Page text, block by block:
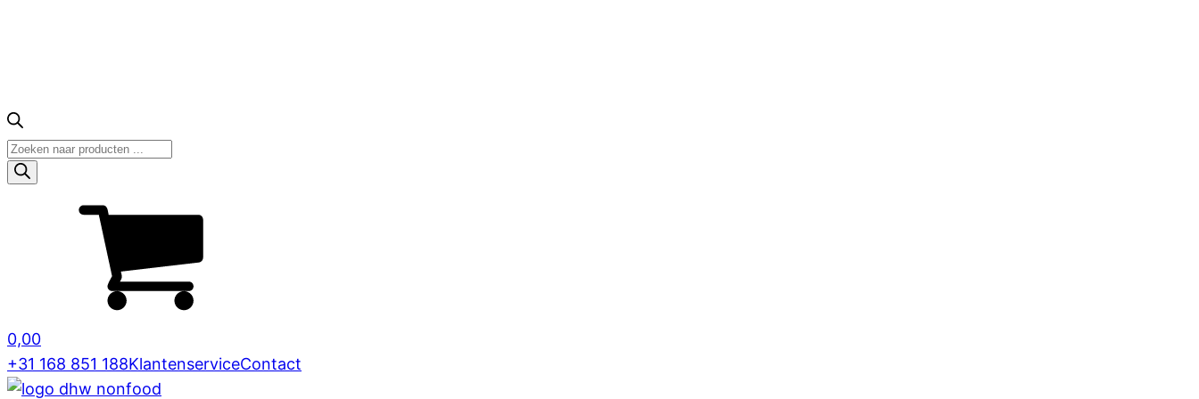
Producten
zoeken
0,00
+31 168 851 188KlantenserviceContact